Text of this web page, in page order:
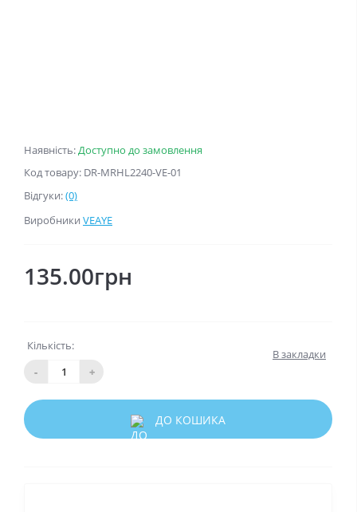
Наявність:Доступно до замовлення
Код товару: DR-MRHL2240-VE-01
Відгуки:(0)
Виробники VEAYE
135.00грн
Кількість:
-
+
В закладки
ДО КОШИКА